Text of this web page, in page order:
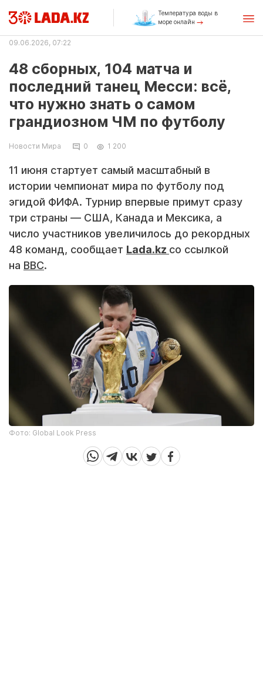
Температура воды в
море онлайн
09.06.2026, 07:22
48 сборных, 104 матча и
последний танец Месси: всё,
что нужно знать о самом
грандиозном ЧМ по футболу
Новости Мира 0 1 200
11 июня стартует самый масштабный в
истории чемпионат мира по футболу под
эгидой ФИФА. Турнир впервые примут сразу
три страны — США, Канада и Мексика, а
число участников увеличилось до рекордных
48 команд, сообщает Lada.kz со ссылкой
на BBC.
Фото: Global Look Press